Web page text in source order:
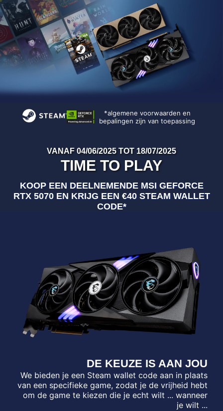
*algemene voorwaarden en
bepalingen zijn van toepassing
VANAF 04/06/2025 TOT 18/07/2025
TIME TO PLAY
KOOP EEN DEELNEMENDE MSI GEFORCE
RTX 5070 EN KRIJG EEN €40 STEAM WALLET
CODE*
DE KEUZE IS AAN JOU
We bieden je een Steam wallet code aan in plaats
van een specifieke game, zodat je de vrijheid hebt
om de game te kiezen die je echt wilt ... wanneer
je wilt ...